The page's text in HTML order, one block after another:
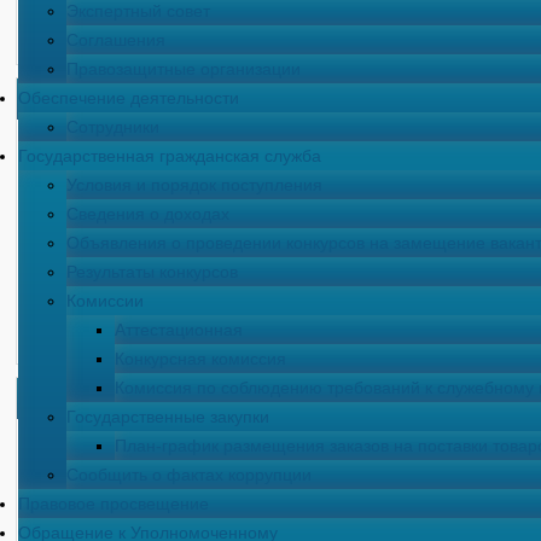
Обеспечение деятельности
Государственная гражданская служба
Комиссии
Государственные закупки
Обращение к Уполномоченному
Умалатова
ФСИН
ДЕЯТЕЛЬНОСТЬ
Все новости
Встречи
Мероприятия
Поездки
Правовое просвещение
Проверки
Совещания
ПОСЛЕДНИЕ НОВОСТИ
ИНФОРМАЦИЯ об изменениях в
законодательные акты Российской
Федеральным законом от 10 июня